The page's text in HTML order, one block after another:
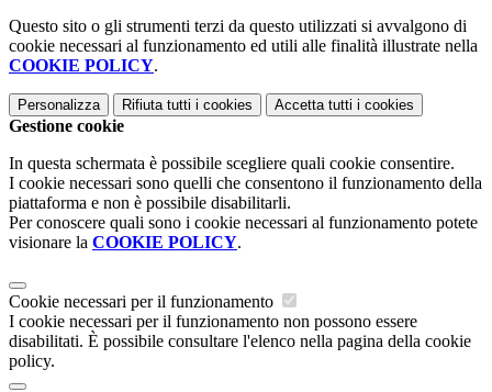
Questo sito o gli strumenti terzi da questo utilizzati si avvalgono di
cookie necessari al funzionamento ed utili alle finalità illustrate nella
COOKIE POLICY.
Personalizza Rifiuta tutti i cookies Accetta tutti i cookies
Gestione cookie
In questa schermata è possibile scegliere quali cookie consentire.
I cookie necessari sono quelli che consentono il funzionamento della
piattaforma e non è possibile disabilitarli.
Per conoscere quali sono i cookie necessari al funzionamento potete
visionare la COOKIE POLICY.
Cookie necessari per il funzionamento
I cookie necessari per il funzionamento non possono essere
disabilitati. È possibile consultare l'elenco nella pagina della cookie
policy.